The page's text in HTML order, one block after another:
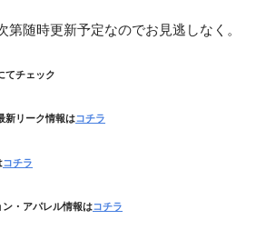
第随時更新予定なのでお見逃しなく。
てチェック
新リーク情報はコチラ
コチラ
・アパレル情報はコチラ